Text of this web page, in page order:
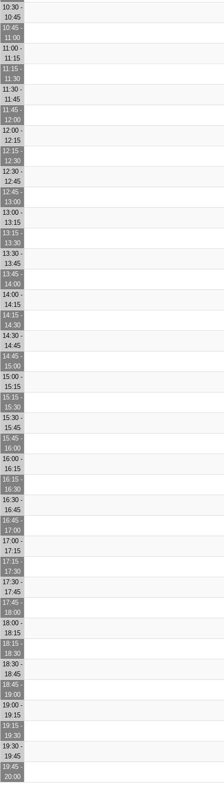
10:30 -
10:45
10:45 -
11:00
11:00 -
11:15
11:15 -
11:30
11:30 -
11:45
11:45 -
12:00
12:00 -
12:15
12:15 -
12:30
12:30 -
12:45
12:45 -
13:00
13:00 -
13:15
13:15 -
13:30
13:30 -
13:45
13:45 -
14:00
14:00 -
14:15
14:15 -
14:30
14:30 -
14:45
14:45 -
15:00
15:00 -
15:15
15:15 -
15:30
15:30 -
15:45
15:45 -
16:00
16:00 -
16:15
16:15 -
16:30
16:30 -
16:45
16:45 -
17:00
17:00 -
17:15
17:15 -
17:30
17:30 -
17:45
17:45 -
18:00
18:00 -
18:15
18:15 -
18:30
18:30 -
18:45
18:45 -
19:00
19:00 -
19:15
19:15 -
19:30
19:30 -
19:45
19:45 -
20:00